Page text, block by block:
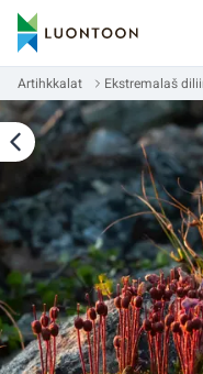
Artihkkalat Ekstremalaš